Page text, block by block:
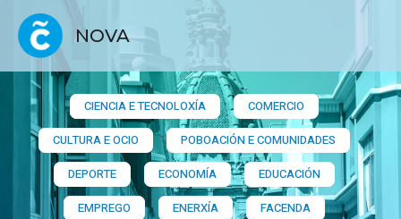
NOVA
CIENCIA E TECNOLOXÍA
COMERCIO
CULTURA E OCIO
POBOACIÓN E COMUNIDADES
DEPORTE
ECONOMÍA
EDUCACIÓN
EMPREGO
ENERXÍA
FACENDA